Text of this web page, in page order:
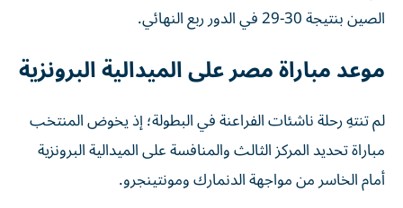
الصين بنتيجة 30-29 في الدور ربع النهائي.
موعد مباراة مصر على الميدالية البرونزية
لم تنتهِ رحلة ناشئات الفراعنة في البطولة؛ إذ يخوض المنتخب
مباراة تحديد المركز الثالث والمنافسة على الميدالية البرونزية
أمام الخاسر من مواجهة الدنمارك ومونتينجرو.